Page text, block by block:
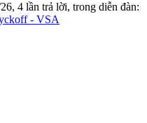
, 4 lần trả lời, trong diễn đàn:
- VSA